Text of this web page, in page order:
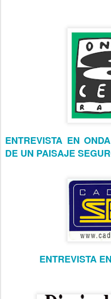
ENTREVISTA EN
DE UN PAISAJE
ENTREVISTA